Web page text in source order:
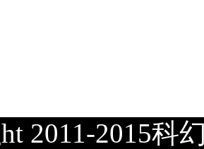
2011-2015科